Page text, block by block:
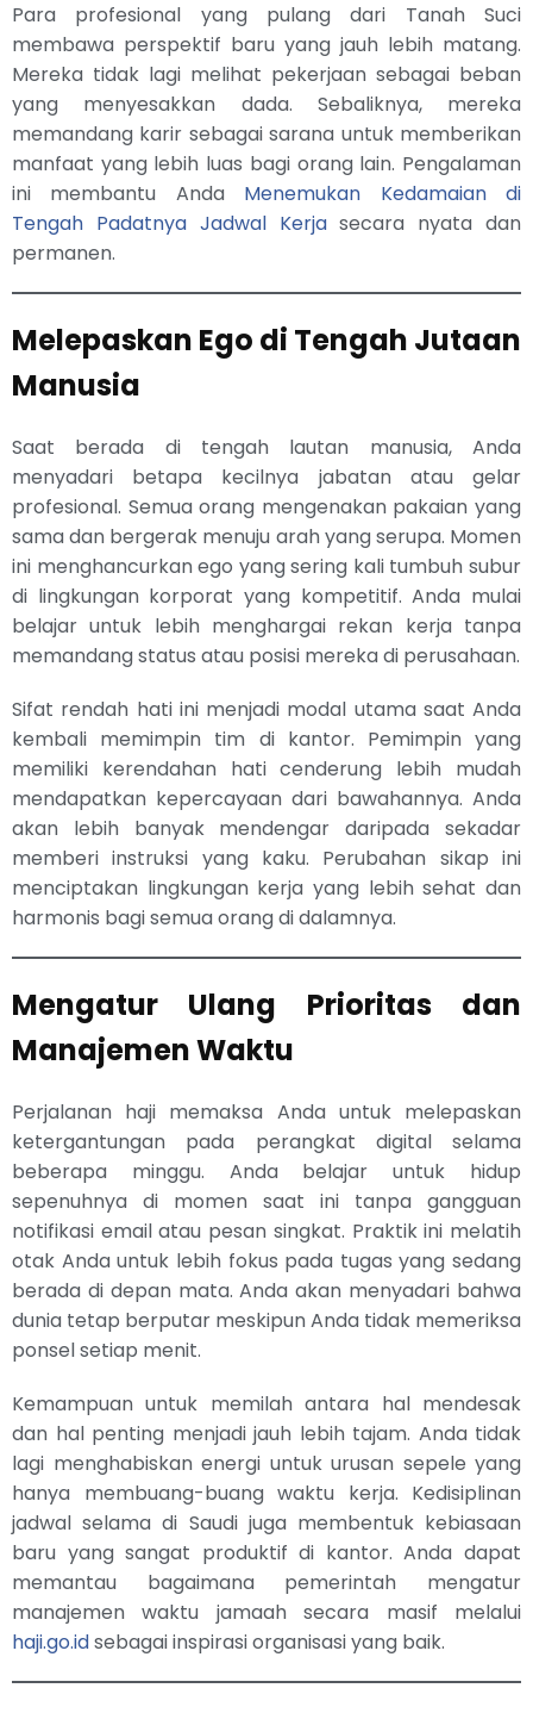
Para profesional yang pulang dari Tanah Suci
membawa perspektif baru yang jauh lebih matang.
Mereka tidak lagi melihat pekerjaan sebagai beban
yang menyesakkan dada. Sebaliknya, mereka
memandang karir sebagai sarana untuk memberikan
manfaat yang lebih luas bagi orang lain. Pengalaman
ini membantu Anda Menemukan Kedamaian di
Tengah Padatnya Jadwal Kerjasecara nyata dan
permanen.
Melepaskan Ego di Tengah Jutaan
Manusia
Saat berada di tengah lautan manusia, Anda
menyadari betapa kecilnya jabatan atau gelar
profesional. Semua orang mengenakan pakaian yang
sama dan bergerak menuju arah yang serupa. Momen
ini menghancurkan ego yang sering kali tumbuh subur
di lingkungan korporat yang kompetitif. Anda mulai
belajar untuk lebih menghargai rekan kerja tanpa
memandang status atau posisi mereka di perusahaan.
Sifat rendah hati ini menjadi modal utama saat Anda
kembali memimpin tim di kantor. Pemimpin yang
memiliki kerendahan hati cenderung lebih mudah
mendapatkan kepercayaan dari bawahannya. Anda
akan lebih banyak mendengar daripada sekadar
memberi instruksi yang kaku. Perubahan sikap ini
menciptakan lingkungan kerja yang lebih sehat dan
harmonis bagi semua orang di dalamnya.
Mengatur Ulang Prioritas dan
Manajemen Waktu
Perjalanan haji memaksa Anda untuk melepaskan
ketergantungan pada perangkat digital selama
beberapa minggu. Anda belajar untuk hidup
sepenuhnya di momen saat ini tanpa gangguan
notifikasi email atau pesan singkat. Praktik ini melatih
otak Anda untuk lebih fokus pada tugas yang sedang
berada di depan mata. Anda akan menyadari bahwa
dunia tetap berputar meskipun Anda tidak memeriksa
ponsel setiap menit.
Kemampuan untuk memilah antara hal mendesak
dan hal penting menjadi jauh lebih tajam. Anda tidak
lagi menghabiskan energi untuk urusan sepele yang
hanya membuang-buang waktu kerja. Kedisiplinan
jadwal selama di Saudi juga membentuk kebiasaan
baru yang sangat produktif di kantor. Anda dapat
memantau bagaimana pemerintah mengatur
manajemen waktu jamaah secara masif melalui
haji.go.idsebagai inspirasi organisasi yang baik.